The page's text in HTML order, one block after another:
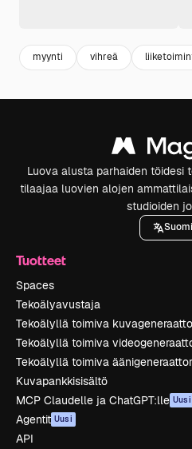
myynti vihreä
Luova alusta parhaiden töidesi
tilaajaa luovien alojen
studioiden
Suomi
Tuotteet
Spaces
Tekoälyavustaja
Tekoälyllä toimiva
Tekoälyllä toimiva
Tekoälyllä toimiva
Kuvapankkisisältö
MCP Claudelle ja ChatGPT:lle Uusi
Agentit Uusi
API